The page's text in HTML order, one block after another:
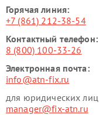
Горячая линия:
+7 (861) 212-38-54
Контактный телефон:
8 (800) 100-33-26
Электронная почта:
info@atn-fix.ru
для юридических лиц
manager@fix-atn.ru